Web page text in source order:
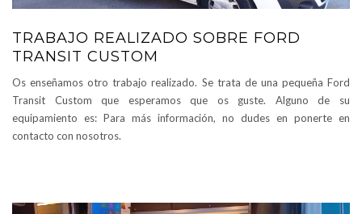
TRABAJO REALIZADO SOBRE FORD
TRANSIT CUSTOM
Os enseñamos otro trabajo realizado. Se trata de una pequeña Ford
Transit Custom que esperamos que os guste. Alguno de su
equipamiento es: Para más información, no dudes en ponerte en
contacto con nosotros.